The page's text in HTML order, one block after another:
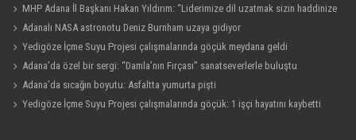
MHP Adana İl Başkanı Hakan Yıldırım: “Liderimize dil uzatmak sizin haddinize
değildir”
Adanalı NASA astronotu Deniz Burnham uzaya gidiyor
Yedigöze İçme Suyu Projesi çalışmalarında göçük meydana geldi
Adana’da özel bir sergi: “Damla’nın Fırçası” sanatseverlerle buluştu
Adana’da sıcağın boyutu: Asfaltta yumurta pişti
Yedigöze İçme Suyu Projesi çalışmalarında göçük: 1 işçi hayatını kaybetti